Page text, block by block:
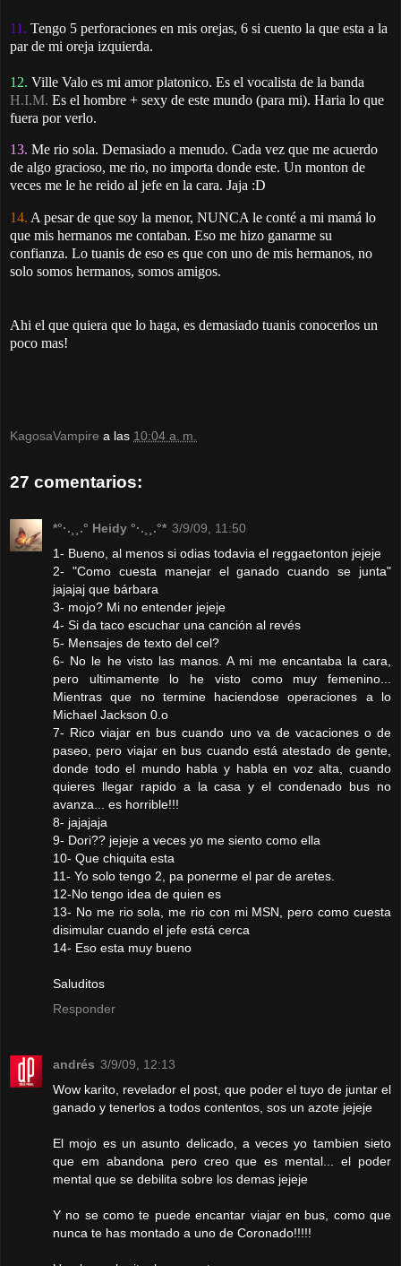
11. Tengo 5 perforaciones en mis orejas, 6 si cuento la que esta a la
par de mi oreja izquierda.
12. Ville Valo es mi amor platonico. Es el vocalista de la banda
H.I.M. Es el hombre + sexy de este mundo (para mi). Haria lo que
fuera por verlo.
13. Me rio sola. Demasiado a menudo. Cada vez que me acuerdo
de algo gracioso, me rio, no importa donde este. Un monton de
veces me le he reido al jefe en la cara. Jaja :D
14. A pesar de que soy la menor, NUNCA le conté a mi mamá lo
que mis hermanos me contaban. Eso me hizo ganarme su
confianza. Lo tuanis de eso es que con uno de mis hermanos, no
solo somos hermanos, somos amigos.
Ahi el que quiera que lo haga, es demasiado tuanis conocerlos un
poco mas!
KagosaVampire a las 10:04 a. m.
27 comentarios:
*°·.¸¸.° Heidy °·.¸¸.°* 3/9/09, 11:50
1- Bueno, al menos si odias todavia el reggaetonton jejeje
2- "Como cuesta manejar el ganado cuando se junta"
jajajaj que bárbara
3- mojo? Mi no entender jejeje
4- Si da taco escuchar una canción al revés
5- Mensajes de texto del cel?
6- No le he visto las manos. A mi me encantaba la cara,
pero ultimamente lo he visto como muy femenino...
Mientras que no termine haciendose operaciones a lo
Michael Jackson 0.o
7- Rico viajar en bus cuando uno va de vacaciones o de
paseo, pero viajar en bus cuando está atestado de gente,
donde todo el mundo habla y habla en voz alta, cuando
quieres llegar rapido a la casa y el condenado bus no
avanza... es horrible!!!
8- jajajaja
9- Dori?? jejeje a veces yo me siento como ella
10- Que chiquita esta
11- Yo solo tengo 2, pa ponerme el par de aretes.
12-No tengo idea de quien es
13- No me rio sola, me rio con mi MSN, pero como cuesta
disimular cuando el jefe está cerca
14- Eso esta muy bueno
Saluditos
Responder
andrés 3/9/09, 12:13
Wow karito, revelador el post, que poder el tuyo de juntar el
ganado y tenerlos a todos contentos, sos un azote jejeje
El mojo es un asunto delicado, a veces yo tambien sieto
que em abandona pero creo que es mental... el poder
mental que se debilita sobre los demas jejeje
Y no se como te puede encantar viajar en bus, como que
nunca te has montado a uno de Coronado!!!!!